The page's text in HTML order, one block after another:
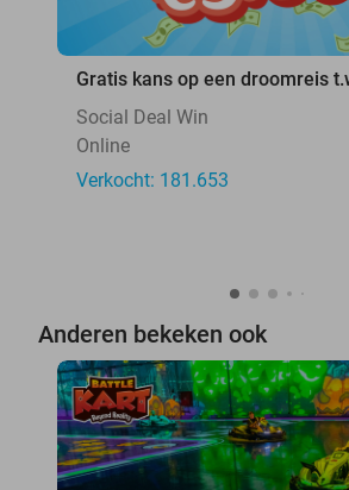
Gratis kans op een droomreis
Social Deal Win
Online
Verkocht: 181.653
Anderen bekeken ook